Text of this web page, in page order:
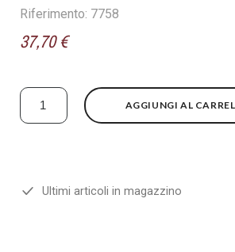
Riferimento: 7758
37,70 €
AGGIUNGI AL
Ultimi articoli in magazzino